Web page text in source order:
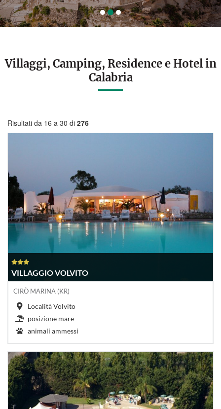
Villaggi, Camping, Residence e Hotel in
Calabria
Risultati da 16 a 30 di 276
VILLAGGIO VOLVITO
CIRÒ MARINA (KR)
Località Volvito
posizione mare
animali ammessi